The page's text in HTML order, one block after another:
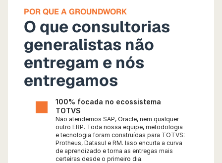
POR QUE A GROUNDWORK
O que consultorias
generalistas não
entregam e nós
entregamos
100% focada no ecossistema
TOTVS
Não atendemos SAP, Oracle, nem qualquer
outro ERP. Toda nossa equipe, metodologia
e tecnologia foram construídas para TOTVS:
Protheus, Datasul e RM. Isso encurta a curva
de aprendizado e torna as entregas mais
certeiras desde o primeiro dia.